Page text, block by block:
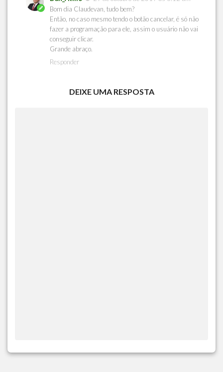
Bom dia Claudevan, tudo bem?
Então, no caso mesmo tendo o botão cancelar, é só não
fazer a programação para ele, assim o usuário não vai
conseguir clicar.
Grande abraço.
Responder
DEIXE UMA RESPOSTA